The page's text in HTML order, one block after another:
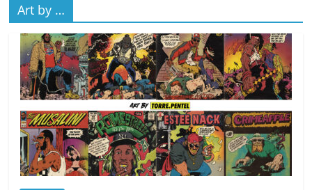
Art by …